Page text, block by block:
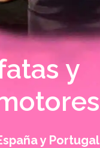
y
y Portugal